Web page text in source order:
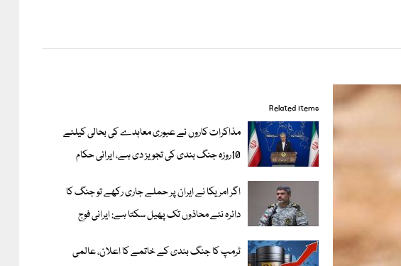
Related items
مذاکرات کاروں نے عبوری معاہدے کی بحالی کیلئے
10روزہ جنگ بندی کی تجویز دی ہے، ایرانی حکام
اگر امریکا نے ایران پر حملے جاری رکھے تو جنگ کا
دائرہ نئے محاذوں تک پھیل سکتا ہے: ایرانی فوج
ٹرمپ کا جنگ بندی کے خاتمے کا اعلان، عالمی